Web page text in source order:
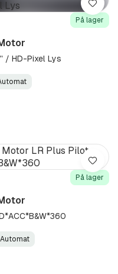
På lager
/ HD-Pixel Lys
Lagre
På lager
Automat
Lagre